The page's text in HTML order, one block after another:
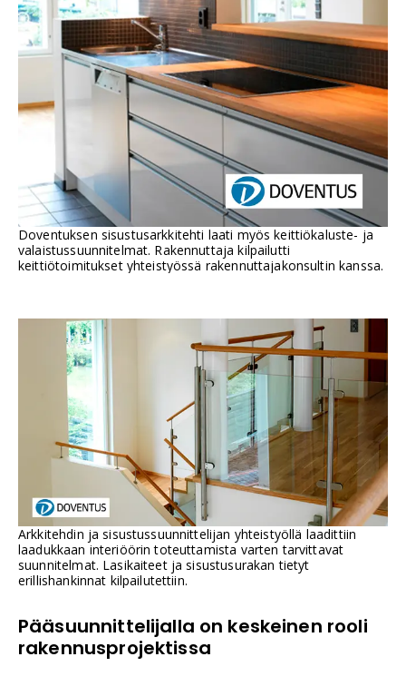
Doventuksen sisustusarkkitehti laati myös keittiökaluste- ja
valaistussuunnitelmat. Rakennuttaja kilpailutti
keittiötoimitukset yhteistyössä rakennuttajakonsultin kanssa.
Arkkitehdin ja sisustussuunnittelijan yhteistyöllä laadittiin
laadukkaan interiöörin toteuttamista varten tarvittavat
suunnitelmat. Lasikaiteet ja sisustusurakan tietyt
erillishankinnat kilpailutettiin.
Pääsuunnittelijalla on keskeinen rooli
rakennusprojektissa